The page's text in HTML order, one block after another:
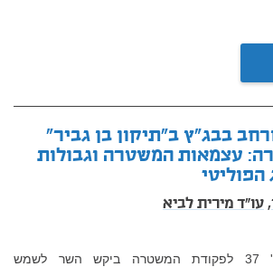
בבג"ץ ב"תיקון בן גביר"
עצמאות המשטרה וגבולות
עו"ד מירית לביא
באמצעות תיקון מס' 37 לפקודת המשטרה ביקש השר לשמש